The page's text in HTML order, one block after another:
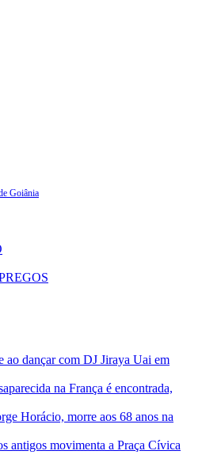
Goiânia
ao dançar com DJ Jiraya Uai em
na França é encontrada,
Horácio, morre aos 68 anos na
antigos movimenta a Praça Cívica